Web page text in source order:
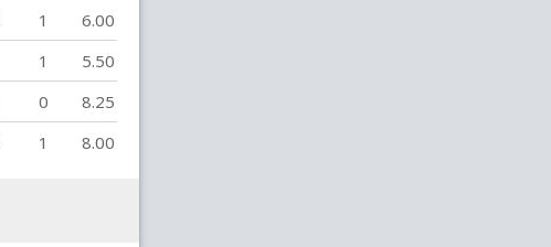
1
6.00
1
5.50
0
8.25
1 8.00